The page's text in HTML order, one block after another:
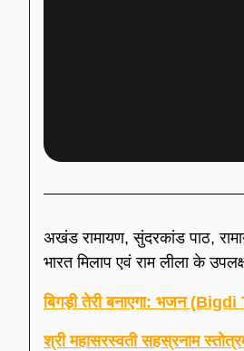
अखंड रामायण, सुंदरकांड पाठ,
भारत मिलाप एवं राम लीला के
बिगड़ी तेरी बनाएगा: भजन
श्री महासरस्वती सहस्रनाम